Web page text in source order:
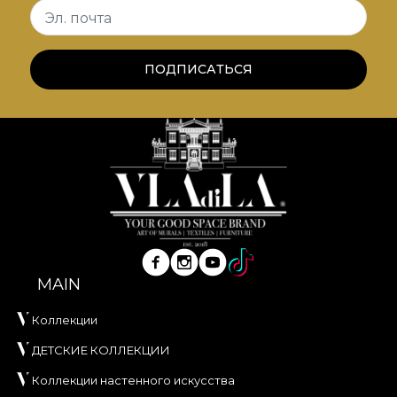
un manifest al bunului gust.
Material VELVET
VELVET este un material tricotat cu textură moale
care confortul tactil și eleganța vizuală sunt
esențiale. Realizat din100% poliester
material are o greutate de300 g/mp, ceea ce îi
oferă consistență și o prezență vizuală bogată.
Materialul are tratamentWater Repellent
Fire Retardant, fiind potrivit atât
pentru utilizare rezidențială, cât și pentru proiecte
profesionale de amenajare. Este certificat
Cu o lățime de
rezistență la uzură, având
abraziune. Se evidențiază și prin comportament
Эл. почта
ПОДПИСАТЬСЯ
MAIN
Коллекции
ДЕТСКИЕ КОЛЛЕКЦИИ
Коллекции настенного искусства